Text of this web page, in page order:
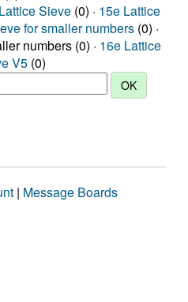
Sieve (0) · 15e Lattice
for smaller numbers (0) ·
numbers (0) · 16e Lattice
V5 (0)
| Message Boards